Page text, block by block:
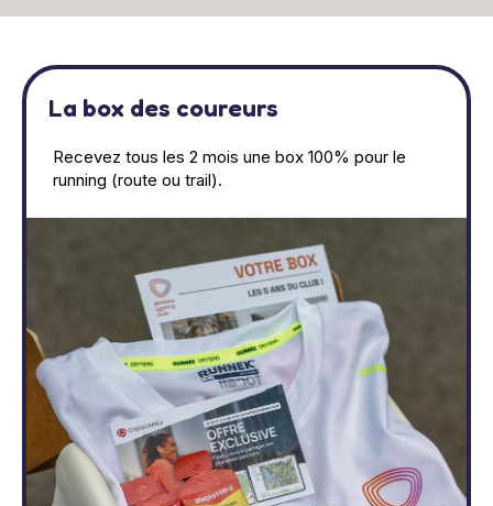
La box des coureurs
Recevez tous les 2 mois une box 100% pour le
running (route ou trail).